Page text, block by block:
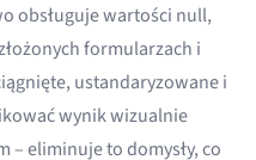
obsługuje wartości null,
formularzach i
ustandaryzowane i
wynik wizualnie
eliminuje to domysły, co